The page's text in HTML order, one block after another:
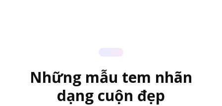
Những mẫu tem nhãn
dạng cuộn đẹp